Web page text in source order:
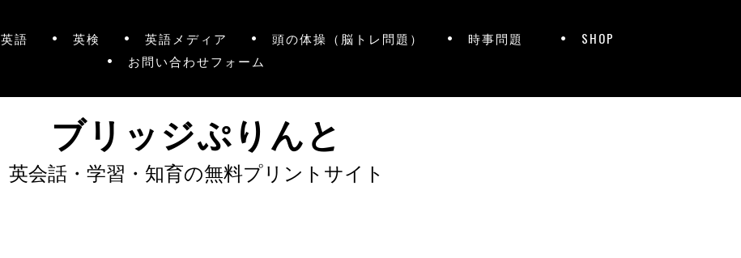
英語 英検 英語メディア 頭の体操（脳トレ問題） 時事問題
SHOP
お問い合わせフォーム
ブリッジぷりんと
英会話・学習・知育の無料プリントサイト